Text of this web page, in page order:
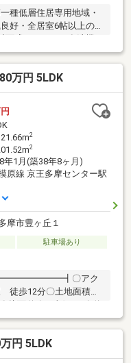
種低層住居専用地域・
好・全居室6帖以上の広
面式キッチン、食洗機・
ス有・主寝室は約10.6
約2.3m／車種によ
ズ、換気暖房乾燥機
ー多摩大塚店 徒歩8分
します
軽にお問い合わせく
万円 5LDK
2
2
年1月(築38年8ヶ月)
原線 京王多摩センター駅
摩市豊ヶ丘１
駐車場あり
〇アク
徒歩12分〇土地面積：
ン-イレブン 多摩
歳屋：950m(徒歩約12
徒歩約12分)□イトー
円 5LDK